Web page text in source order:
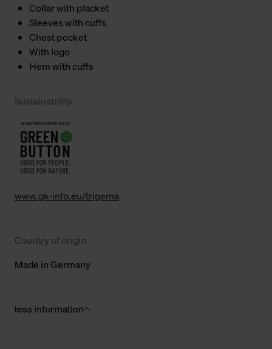
Collar with placket
Sleeves with cuffs
Chest pocket
With logo
Hem with cuffs
Sustainability
www.gk-info.eu/trigema
Country of origin
Made in Germany
less information